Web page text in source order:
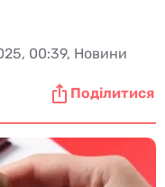
00:39, Новини
Поділитися